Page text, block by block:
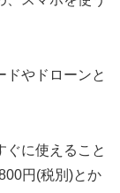
ドやドローンと
ぐに使えること
円(税別)とか